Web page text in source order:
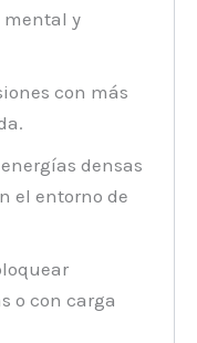
mental y
con más
densas
el entorno de
o con carga